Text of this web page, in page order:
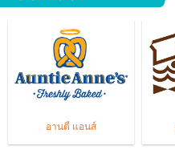
อานตี้ แอนส์